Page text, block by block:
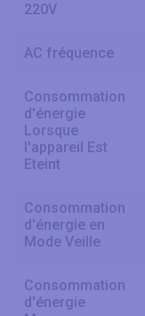
220V
AC fréquence
Consommation
d'énergie
Lorsque
l'appareil Est
Eteint
Consommation
d'énergie en
Mode Veille
Consommation
d'énergie